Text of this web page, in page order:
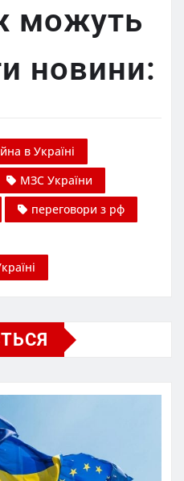
можуть
новини:
в Україні
МЗС України
переговори з рф